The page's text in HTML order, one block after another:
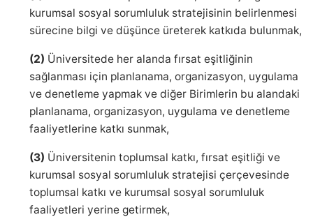
kurumsal sosyal sorumluluk stratejisinin belirlenmesi
sürecine bilgi ve düşünce üreterek katkıda bulunmak,
(2) Üniversitede her alanda fırsat eşitliğinin
sağlanması için planlanama, organizasyon, uygulama
ve denetleme yapmak ve diğer Birimlerin bu alandaki
planlanama, organizasyon, uygulama ve denetleme
faaliyetlerine katkı sunmak,
(3) Üniversitenin toplumsal katkı, fırsat eşitliği ve
kurumsal sosyal sorumluluk stratejisi çerçevesinde
toplumsal katkı ve kurumsal sosyal sorumluluk
faaliyetleri yerine getirmek,